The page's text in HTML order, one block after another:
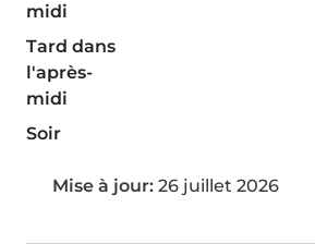
midi
Tard dans
l'après-
midi
Soir
Mise à jour: 26 juillet 2026